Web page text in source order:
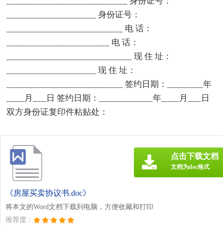
____________________ 身份证号：
__________________________ 电 话：
_______________________ 电 话：
____________________________ 现 住 址：
____________________ 现 住 址：
__________________________ 签约日期：________年
____月___日 签约日期：____________年____月___日
双方身份证复印件粘贴处：
《房屋买卖协议书.doc》
将本文的Word文档下载到电脑，方便收藏和打印
推荐度：
点击下载文档
文档为doc格式